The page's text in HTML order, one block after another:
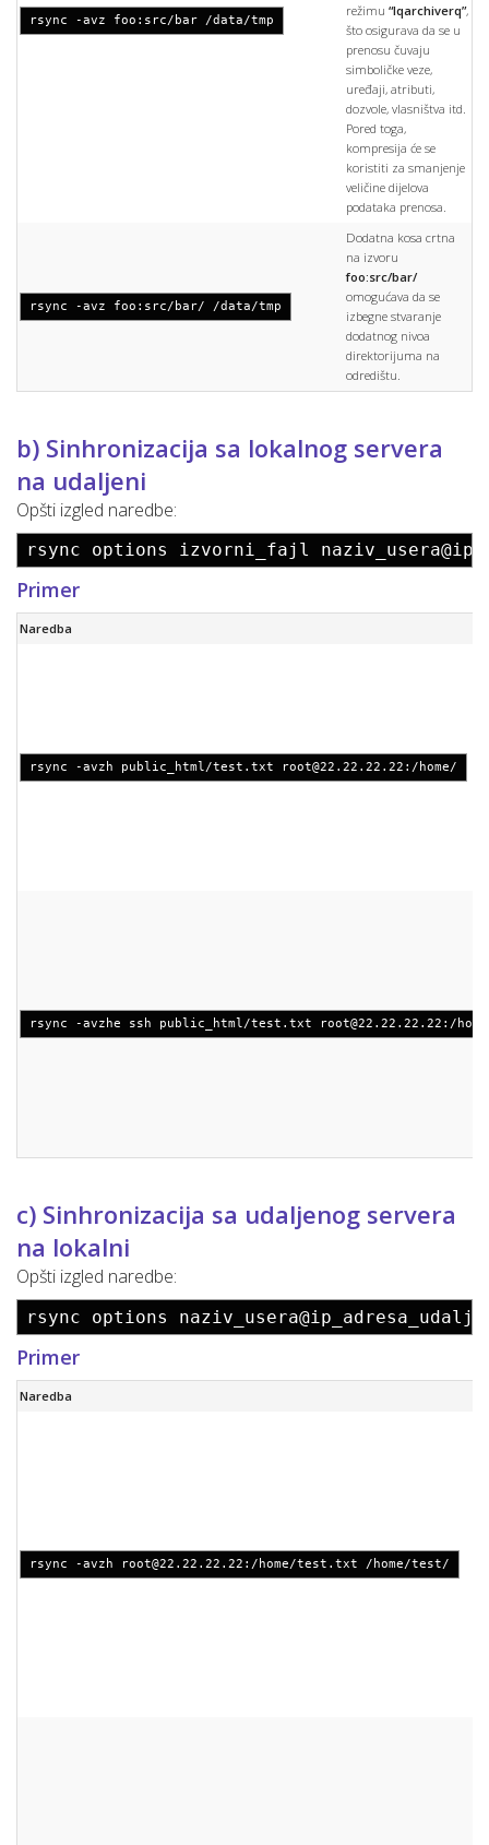
rsync -avz foo:src/bar /data/tmp
režimu “lqarchiverq”,
što osigurava da se u
prenosu čuvaju
simboličke veze,
uređaji, atributi,
dozvole, vlasništva itd.
Pored toga,
kompresija će se
koristiti za smanjenje
veličine dijelova
podataka prenosa.
rsync -avz foo:src/bar/ /data/tmp
Dodatna kosa crtna
na izvoru
foo:src/bar/
omogućava da se
izbegne stvaranje
dodatnog nivoa
direktorijuma na
odredištu.
b) Sinhronizacija sa lokalnog servera
na udaljeni
Opšti izgled naredbe:
rsync options izvorni_fajl
Primer
Naredba
rsync -avzh public_html/test.txt root@22.22.22.22 :/home/
rsync -avzhe ssh public_html/test.txt root@22.22.22.22 :/
c) Sinhronizacija sa udaljenog servera
na lokalni
Opšti izgled naredbe:
rsync options
Primer
Naredba
rsync -avzh root@22.22.22.22 :/home/test.txt /home/test/